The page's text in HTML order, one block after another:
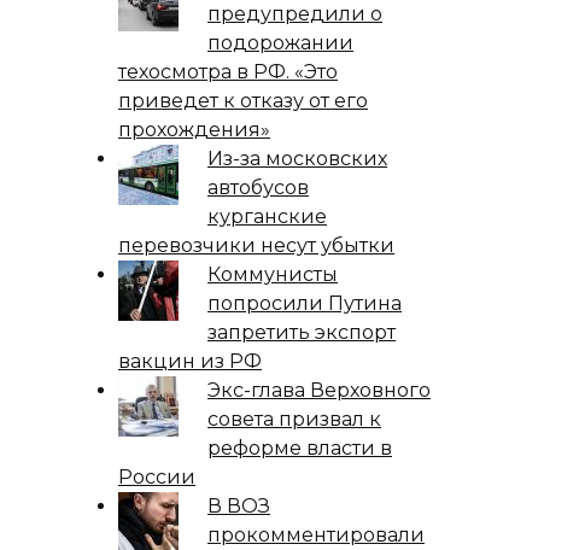
предупредили о
подорожании
техосмотра в РФ. «Это
приведет к отказу от его
прохождения»
Из-за московских
автобусов
курганские
перевозчики несут убытки
Коммунисты
попросили Путина
запретить экспорт
вакцин из РФ
Экс-глава Верховного
совета призвал к
реформе власти в
России
В ВОЗ
прокомментировали